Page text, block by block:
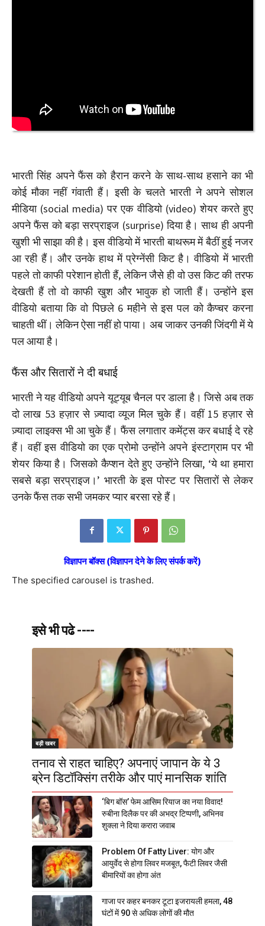
भारती सिंह अपने फैंस को हैरान करने के साथ-साथ हसाने का भी
कोई मौका नहीं गंवाती हैं। इसी के चलते भारती ने अपने सोशल
मीडिया (social media) पर एक वीडियो (video) शेयर करते हुए
अपने फैंस को बड़ा सरप्राइज (surprise) दिया है। साथ ही अपनी
खुशी भी साझा की है। इस वीडियो में भारती बाथरूम में बैठीं हुई नजर
आ रही हैं। और उनके हाथ में प्रेग्नेंसी किट है। वीडियो में भारती
पहले तो काफी परेशान होती हैं, लेकिन जैसे ही वो उस किट की तरफ
देखती हैं तो वो काफी खुश और भावुक हो जाती हैं। उन्होंने इस
वीडियो बताया कि वो पिछले 6 महीने से इस पल को कैप्चर करना
चाहती थीं। लेकिन ऐसा नहीं हो पाया। अब जाकर उनकी जिंदगी में ये
पल आया है।
फैंस और सितारों ने दी बधाई
भारती ने यह वीडियो अपने यूट्यूब चैनल पर डाला है। जिसे अब तक
दो लाख 53 हज़ार से ज़्यादा व्यूज मिल चुके हैं। वहीं 15 हज़ार से
ज़्यादा लाइक्स भी आ चुके हैं। फैंस लगातार कमेंट्स कर बधाई दे रहे
हैं। वहीं इस वीडियो का एक प्रोमो उन्होंने अपने इंस्टाग्राम पर भी
शेयर किया है। जिसको कैप्शन देते हुए उन्होंने लिखा, ‘ये था हमारा
सबसे बड़ा सरप्राइज।’ भारती के इस पोस्ट पर सितारों से लेकर
उनके फैंस तक सभी जमकर प्यार बरसा रहे हैं।
विज्ञापन बॉक्स (विज्ञापन देने के लिए संपर्क करें)
The specified carousel is trashed.
इसे भी पढे ----
बड़ी खबर
तनाव से राहत चाहिए? अपनाएं जापान के ये 3
ब्रेन डिटॉक्सिंग तरीके और पाएं मानसिक शांति
‘बिग बॉस’ फेम आसिम रियाज का नया विवाद!
रुबीना दिलैक पर की अभद्र टिप्पणी, अभिनव
शुक्ला ने दिया करारा जवाब
Problem Of Fatty Liver: योग और
आयुर्वेद से होगा लिवर मजबूत, फैटी लिवर जैसी
बीमारियों का होगा अंत
गाजा पर कहर बनकर टूटा इजरायली हमला, 48
घंटों में 90 से अधिक लोगों की मौत